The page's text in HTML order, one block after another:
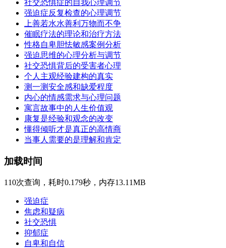
社交恐惧症的自我心理调节
强迫症反复检查的心理调节
上善若水水善利万物而不争
催眠疗法的理论和治疗方法
性格自卑胆怯敏感案例分析
强迫思维的心理分析与调节
社交恐惧背后的受害者心理
个人主观经验建构的真实
测一测安全感和缺爱程度
内心的情感需求与心理问题
寓言故事中的人生价值观
康复是经验和观念的改变
懂得倾听才是真正的高情商
当事人需要的是理解和肯定
加载时间
110次查询，耗时0.179秒，内存13.11MB
强迫症
焦虑和疑病
社交恐惧
抑郁症
自卑和自信